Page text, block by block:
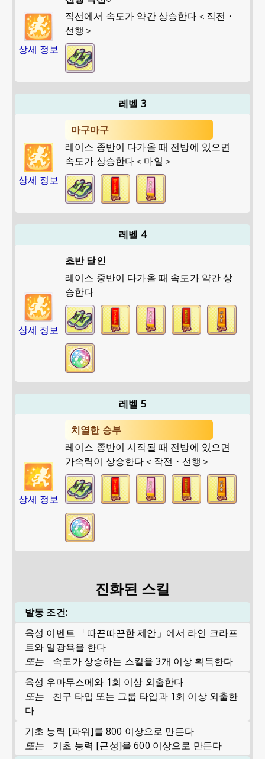
상세 정보
직선에서 속도가 약간 상승한다＜작전・
선행＞
레벨 3
상세 정보
마구마구
레이스 종반이 다가올 때 전방에 있으면
속도가 상승한다＜마일＞
레벨 4
상세 정보
초반 달인
레이스 중반이 다가올 때 속도가 약간 상
승한다
레벨 5
상세 정보
치열한 승부
레이스 종반이 시작될 때 전방에 있으면
가속력이 상승한다＜작전・선행＞
진화된 스킬
발동 조건:
육성 이벤트 「따끈따끈한 제안」에서 라인 크라프
트와 일광욕을 한다
또는
속도가 상승하는 스킬을 3개 이상 획득한다
육성 우마무스메와 1회 이상 외출한다
또는
친구 타입 또는 그룹 타입과 1회 이상 외출한
다
기초 능력 [파워]를 800 이상으로 만든다
또는
기초 능력 [근성]을 600 이상으로 만든다